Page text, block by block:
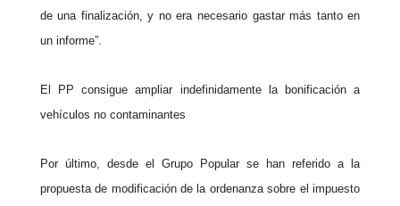
de una finalización, y no era necesario gastar más tanto en
un informe”.
El PP consigue ampliar indefinidamente la bonificación a
vehículos no contaminantes
Por último, desde el Grupo Popular se han referido a la
propuesta de modificación de la ordenanza sobre el impuesto